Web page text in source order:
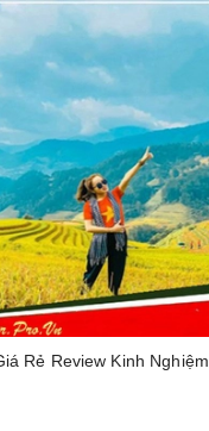
Rẻ Review Kinh